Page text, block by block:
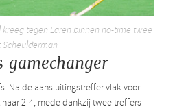
kreeg tegen Laren binnen no-time twee
gamechanger
Na de aansluitingstreffer vlak voor
2-4, mede dankzij twee treffers